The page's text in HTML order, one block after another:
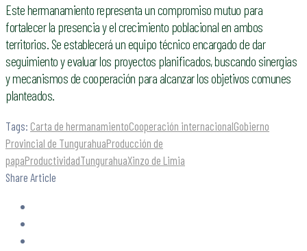
Este hermanamiento representa un compromiso mutuo para
fortalecer la presencia y el crecimiento poblacional en ambos
territorios. Se establecerá un equipo técnico encargado de dar
seguimiento y evaluar los proyectos planificados, buscando sinergias
y mecanismos de cooperación para alcanzar los objetivos comunes
planteados.
Tags: Carta de hermanamientoCooperación internacionalGobierno
Provincial de TungurahuaProducción de
papaProductividadTungurahuaXinzo de Limia
Share Article